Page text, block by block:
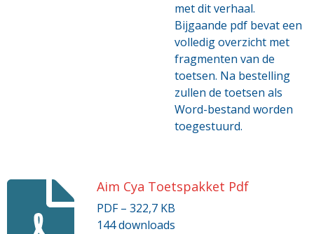
met dit verhaal.
Bijgaande pdf bevat een
volledig overzicht met
fragmenten van de
toetsen. Na bestelling
zullen de toetsen als
Word-bestand worden
toegestuurd.
Aim Cya Toetspakket Pdf
PDF – 322,7 KB
144 downloads